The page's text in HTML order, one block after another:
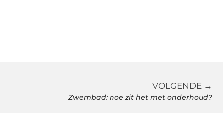
VOLGENDE →
Zwembad: hoe zit het met onderhoud?